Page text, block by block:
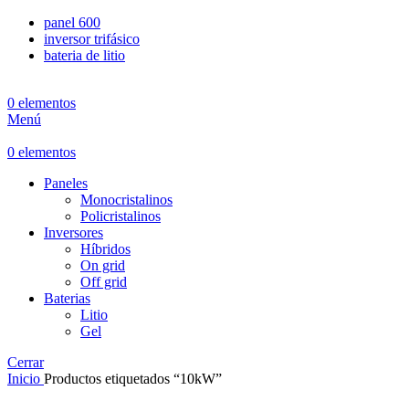
panel 600
inversor trifásico
bateria de litio
0 elementos
Menú
0 elementos
Paneles
Monocristalinos
Policristalinos
Inversores
Híbridos
On grid
Off grid
Baterias
Litio
Gel
Cerrar
Inicio Productos etiquetados “10kW”